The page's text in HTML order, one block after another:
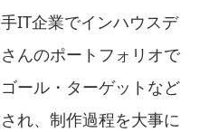
IT企業でインハウスデ
んのポートフォリオで
ール・ターゲットなど
れ、制作過程を大事に